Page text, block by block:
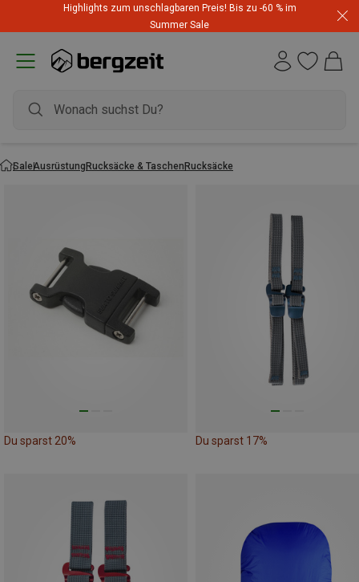
Highlights zum unschlagbaren Preis! Bis zu -60 % im
Summer Sale
SaleAusrüstungRucksäcke & TaschenRucksäcke
Du sparst 20% Du sparst 17%